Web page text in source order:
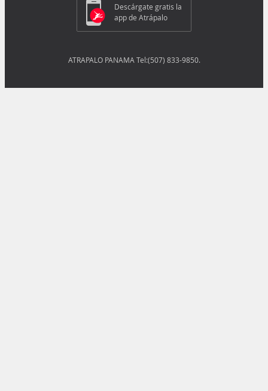
Descárgate gratis la
app de Atrápalo
ATRAPALO PANAMA Tel:(507) 833-9850.